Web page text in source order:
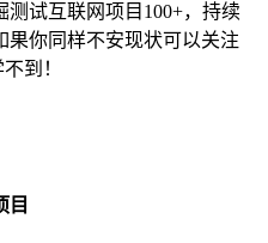
试互联网项目100+，持续
果你同样不安现状可以关注
到！
目